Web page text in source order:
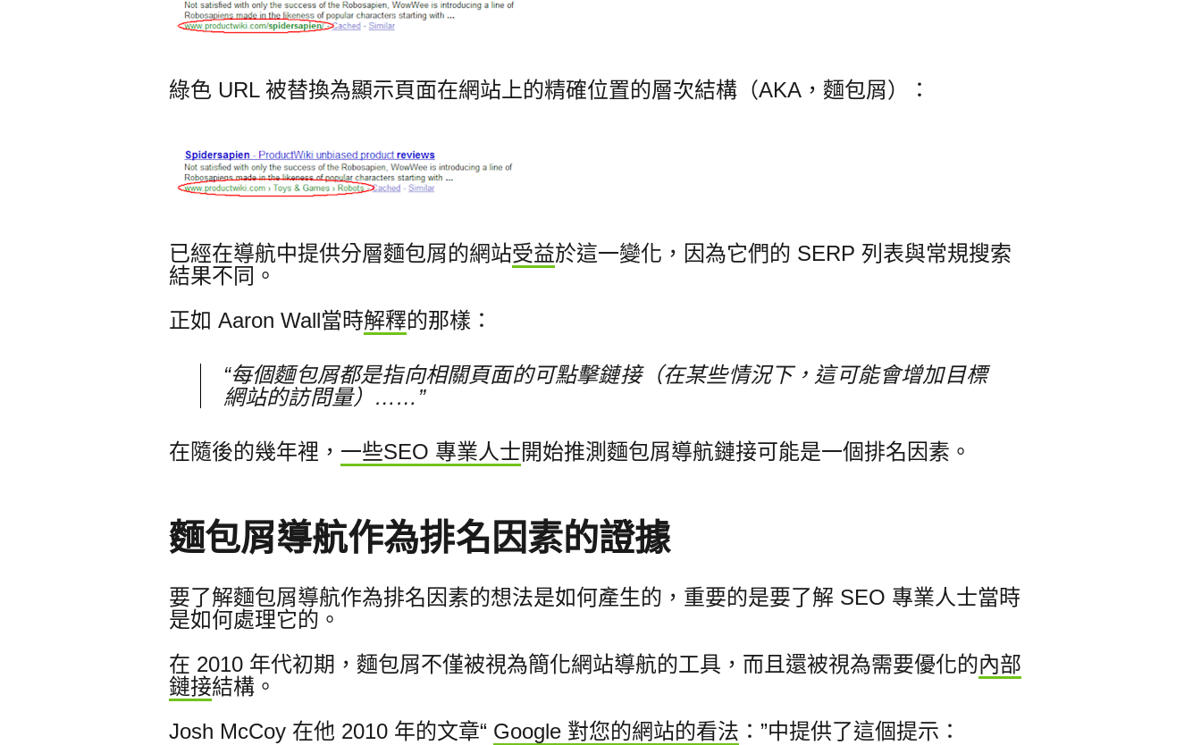
綠色 URL 被替換為顯示頁面在網站上的精確位置的層次結構（AKA，麵包屑）：
已經在導航中提供分層麵包屑的網站受益於這一變化，因為它們的 SERP 列表與常規搜索
結果不同。
正如 Aaron Wall當時解釋的那樣：
“每個麵包屑都是指向相關頁面的可點擊鏈接（在某些情況下，這可能會增加目標
網站的訪問量）……”
在隨後的幾年裡， 一些SEO 專業人士開始推測麵包屑導航鏈接可能是一個排名因素。
麵包屑導航作為排名因素的證據
要了解麵包屑導航作為排名因素的想法是如何產生的，重要的是要了解 SEO 專業人士當時
是如何處理它的。
在 2010 年代初期，麵包屑不僅被視為簡化網站導航的工具，而且還被視為需要優化的內部
鏈接結構。
Josh McCoy 在他 2010 年的文章“ Google 對您的網站的看法 ：”中提供了這個提示：